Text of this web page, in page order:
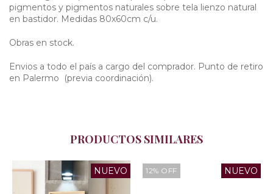
pigmentos y pigmentos naturales sobre tela lienzo natural
en bastidor. Medidas 80x60cm c/u.
Obras en stock.
Envios a todo el país a cargo del comprador. Punto de retiro
en Palermo (previa coordinación).
PRODUCTOS SIMILARES
NUEVO 12% OFF NUEVO